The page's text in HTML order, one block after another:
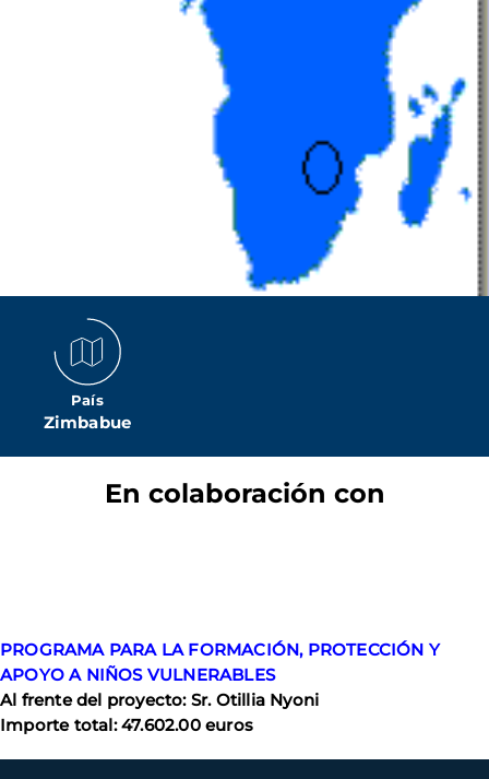
País
Zimbabue
En colaboración con
PROGRAMA PARA LA FORMACIÓN, PROTECCIÓN Y
APOYO A NIÑOS VULNERABLES
Al frente del proyecto: Sr. Otillia Nyoni
Importe total: 47.602.00 euros